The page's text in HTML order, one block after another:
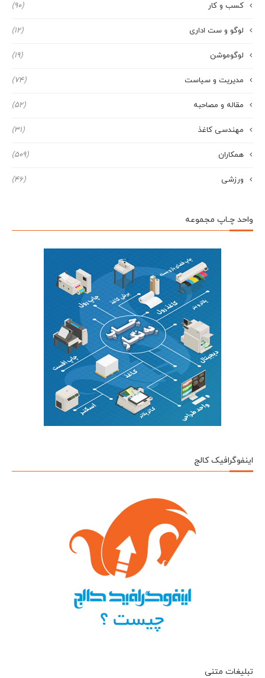
کسب و کار (90)
لوگو و ست اداری (12)
لوگوموشن (19)
مدیریت و سیاست (74)
مقاله و مصاحبه (52)
مهندسی کاغذ (31)
همکاران (509)
ورزشی (46)
واحد چـاپ مجموعه
اینفوگرافیک کالج
تبلیغات متنی